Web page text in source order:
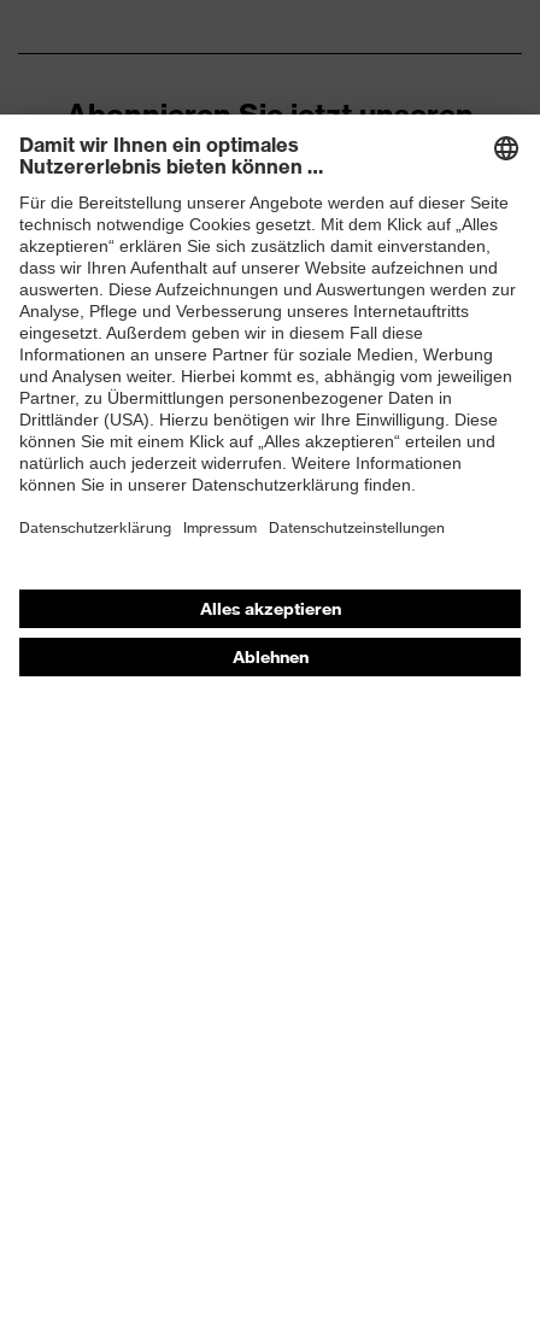
Abonnieren Sie jetzt unseren
Newsletter
ZUM NEWSLETTER ANMELDEN
Online-Shop für B2B-Kunden
Online-Shop für Personaldienstleister